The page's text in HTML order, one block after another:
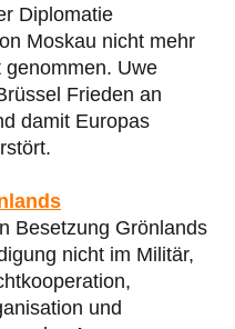
Diplomatie
Moskau nicht mehr
Uwe
Frieden an
damit Europas
Besetzung Grönlands
nicht im Militär,
und